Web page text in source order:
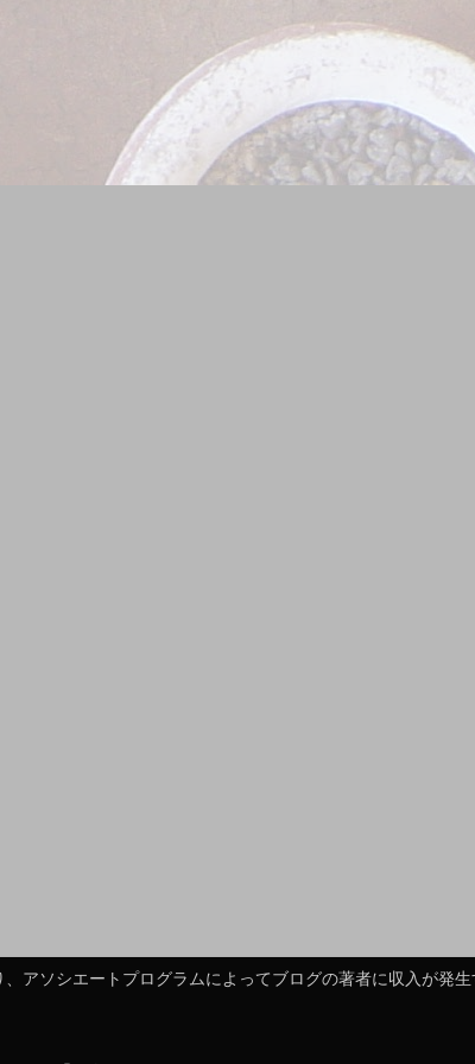
アソシエートプログラムによってブログの著者に収入が発生